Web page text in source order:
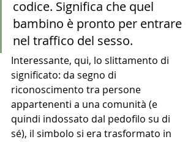
codice. Significa che quel
bambino è pronto per entrare
nel traffico del sesso.
Interessante, qui, lo slittamento di
significato: da segno di
riconoscimento tra persone
appartenenti a una comunità (e
quindi indossato dal pedofilo su di
sé), il simbolo si era trasformato in